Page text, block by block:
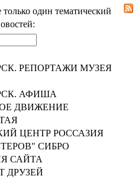
один тематический
РЕПОРТАЖИ МУЗЕЯ
АФИША
ДВИЖЕНИЕ
ЦЕНТР РОССАЗИЯ
СИБРО
САЙТА
ДРУЗЕЙ